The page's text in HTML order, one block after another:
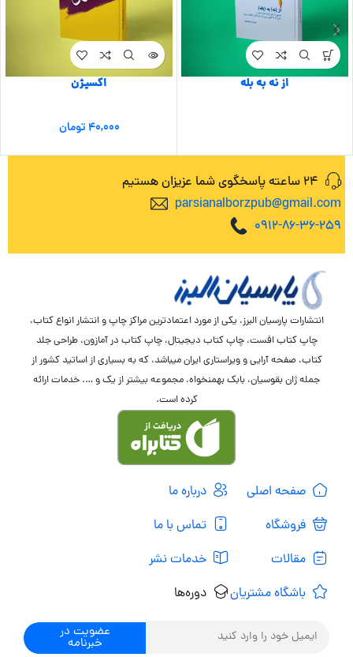
از نه به بله اکسیژن
۴۰,۰۰۰تومان
24 ساعته پاسخگوی شما عزیزان هستیم
parsianalborzpub@gmail.com
0912-86-36-259
انتشارات پارسیان البرز، یکی از مورد اعتمادترین مراکز چاپ و انتشار انواع کتاب،
چاپ کتاب افست، چاپ کتاب دیجیتال، چاپ کتاب در آمازون، طراحی جلد
کتاب، صفحه آرایی و ویراستاری ایران میباشد، که به بسیاری از اساتید کشور از
جمله ژان بقوسیان، بابک بهمنخواه، مجموعه بیشتر از یک و …. خدمات ارائه
کرده است.
صفحه اصلی
فروشگاه
مقالات
باشگاه مشتریان
درباره ما
تماس با ما
خدمات نشر
دوره‌ها
عضویت در
خبرنامه